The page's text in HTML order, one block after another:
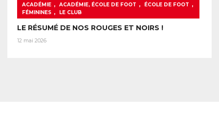
ACADÉMIE , ACADÉMIE, ÉCOLE DE FOOT , ÉCOLE DE FOOT ,
FÉMININES , LE CLUB
LE RÉSUMÉ DE NOS ROUGES ET NOIRS !
12 mai 2026